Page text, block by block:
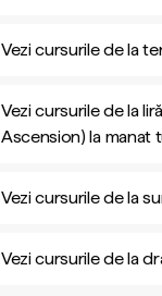
Vezi cursurile de la
Vezi cursurile de la
Ascension) la manat
Vezi cursurile de la
Vezi cursurile de la